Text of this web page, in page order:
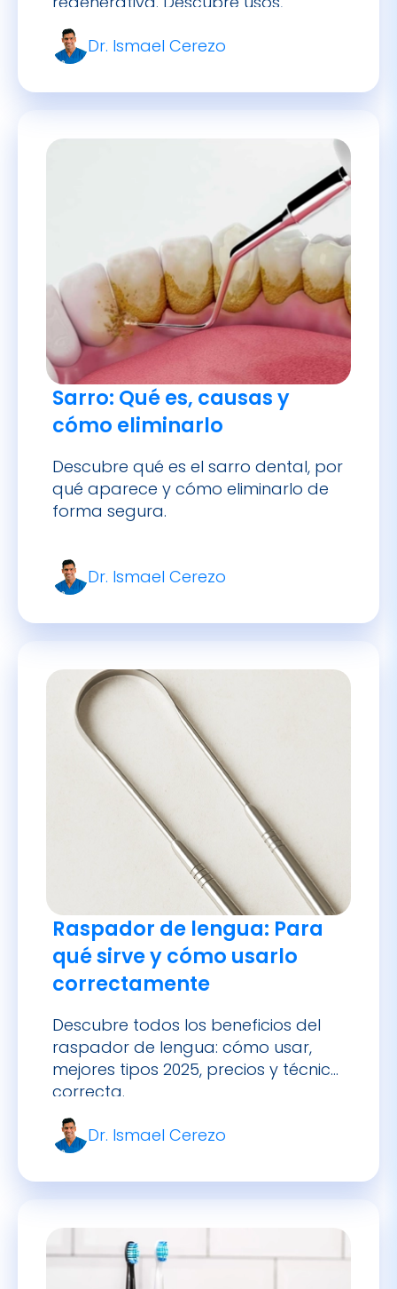
Sarro: Qué es, causas y
cómo eliminarlo
Descubre qué es el sarro dental, por
qué aparece y cómo eliminarlo de
Dr. Ismael Cerezo
Raspador de lengua: Para
qué sirve y cómo usarlo
correctamente
Descubre todos los beneficios del
raspador de lengua: cómo usar,
correcta.
Dr. Ismael Cerezo